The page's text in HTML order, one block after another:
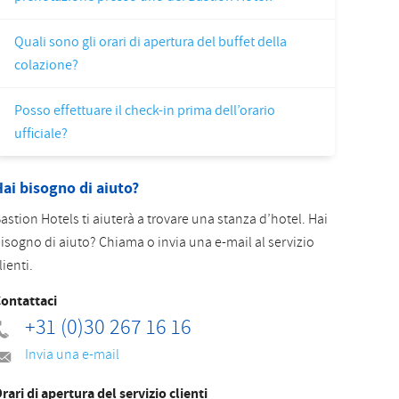
Quali sono gli orari di apertura del buffet della
colazione?
Posso effettuare il check-in prima dell’orario
ufficiale?
bisogno di aiuto?
Hotels ti aiuterà a trovare una stanza d’hotel. Hai
di aiuto? Chiama o invia una e-mail al servizio
+31 (0)30 267 16 16
Invia una e-mail
di apertura del servizio clienti